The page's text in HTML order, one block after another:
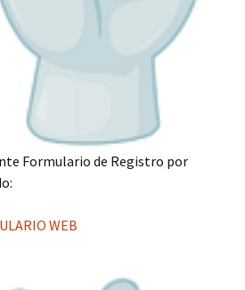
Formulario de Registro por
WEB